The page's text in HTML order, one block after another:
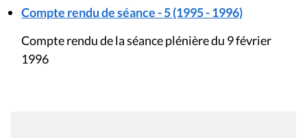
Compte rendu de séance - 5 (1995 - 1996)
Compte rendu de la séance plénière du 9 février
1996